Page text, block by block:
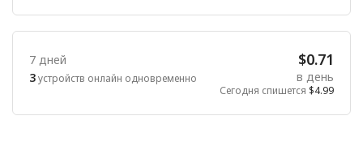
7 дней
3устройств онлайн одновременно
$0.71
в день
Сегодня спишется $4.99